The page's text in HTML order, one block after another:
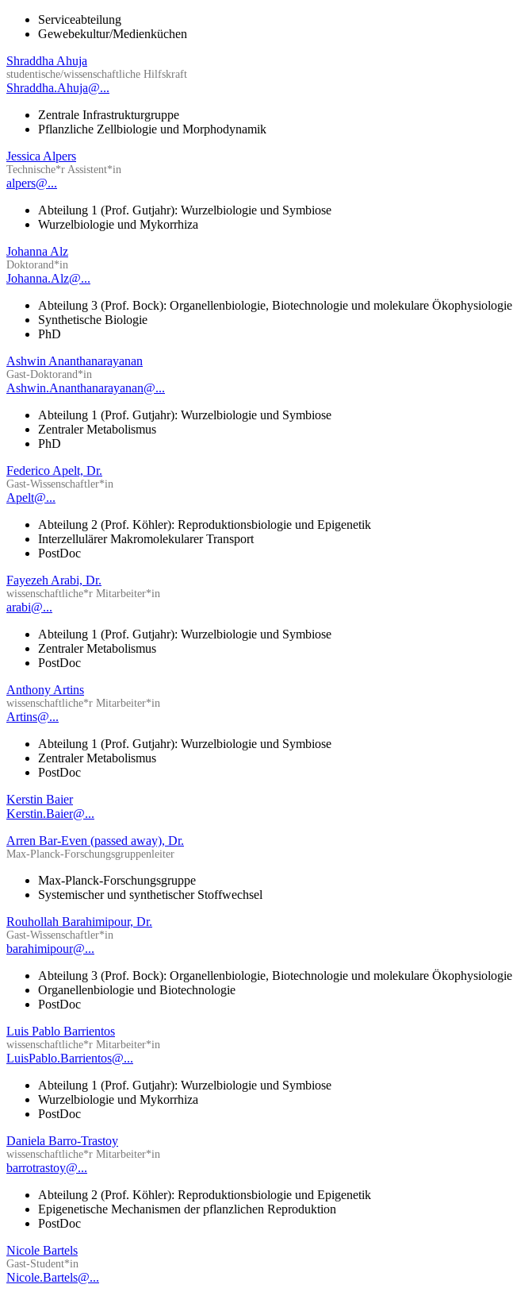
Serviceabteilung
Gewebekultur/Medienküchen
Shraddha Ahuja
studentische/wissenschaftliche Hilfskraft
Shraddha.Ahuja@...
Zentrale Infrastrukturgruppe
Pflanzliche Zellbiologie und Morphodynamik
Jessica Alpers
Technische*r Assistent*in
alpers@...
Abteilung 1 (Prof. Gutjahr): Wurzelbiologie und Symbiose
Wurzelbiologie und Mykorrhiza
Johanna Alz
Doktorand*in
Johanna.Alz@...
Abteilung 3 (Prof. Bock): Organellenbiologie, Biotechnologie und molekulare Ökophysiologie
Synthetische Biologie
PhD
Ashwin Ananthanarayanan
Gast-Doktorand*in
Ashwin.Ananthanarayanan@...
Abteilung 1 (Prof. Gutjahr): Wurzelbiologie und Symbiose
Zentraler Metabolismus
PhD
Federico Apelt, Dr.
Gast-Wissenschaftler*in
Apelt@...
Abteilung 2 (Prof. Köhler): Reproduktionsbiologie und Epigenetik
Interzellulärer Makromolekularer Transport
PostDoc
Fayezeh Arabi, Dr.
wissenschaftliche*r Mitarbeiter*in
arabi@...
Abteilung 1 (Prof. Gutjahr): Wurzelbiologie und Symbiose
Zentraler Metabolismus
PostDoc
Anthony Artins
wissenschaftliche*r Mitarbeiter*in
Artins@...
Abteilung 1 (Prof. Gutjahr): Wurzelbiologie und Symbiose
Zentraler Metabolismus
PostDoc
Kerstin Baier
Kerstin.Baier@...
Arren Bar-Even (passed away), Dr.
Max-Planck-Forschungsgruppenleiter
Max-Planck-Forschungsgruppe
Systemischer und synthetischer Stoffwechsel
Rouhollah Barahimipour, Dr.
Gast-Wissenschaftler*in
barahimipour@...
Abteilung 3 (Prof. Bock): Organellenbiologie, Biotechnologie und molekulare Ökophysiologie
Organellenbiologie und Biotechnologie
PostDoc
Luis Pablo Barrientos
wissenschaftliche*r Mitarbeiter*in
LuisPablo.Barrientos@...
Abteilung 1 (Prof. Gutjahr): Wurzelbiologie und Symbiose
Wurzelbiologie und Mykorrhiza
PostDoc
Daniela Barro-Trastoy
wissenschaftliche*r Mitarbeiter*in
barrotrastoy@...
Abteilung 2 (Prof. Köhler): Reproduktionsbiologie und Epigenetik
Epigenetische Mechanismen der pflanzlichen Reproduktion
PostDoc
Nicole Bartels
Gast-Student*in
Nicole.Bartels@...